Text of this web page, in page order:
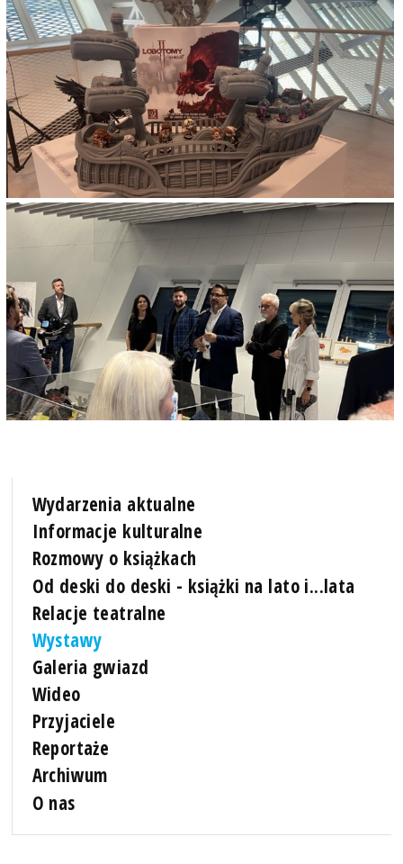
Wydarzenia aktualne
Informacje kulturalne
Rozmowy o książkach
Od deski do deski - książki na lato i...lata
Relacje teatralne
Wystawy
Galeria gwiazd
Wideo
Przyjaciele
Reportaże
Archiwum
O nas